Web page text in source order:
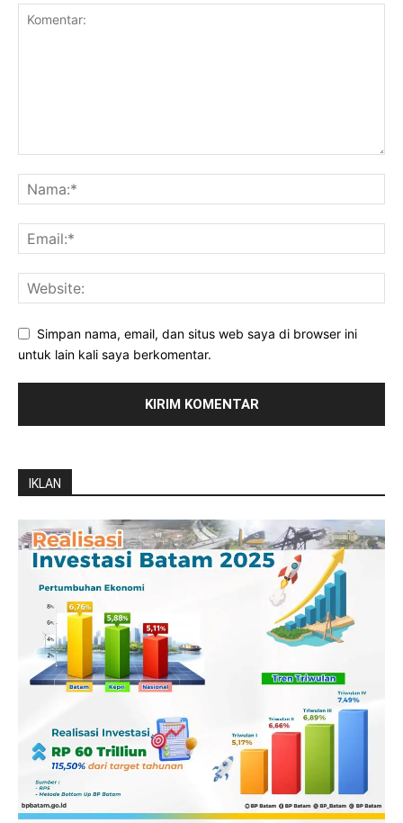
Simpan nama, email, dan situs web saya di browser ini
untuk lain kali saya berkomentar.
IKLAN